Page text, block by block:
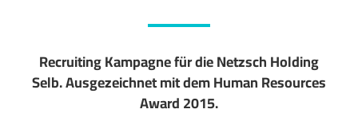
Recruiting Kampagne für die Netzsch Holding
Selb. Ausgezeichnet mit dem Human Resources
Award 2015.